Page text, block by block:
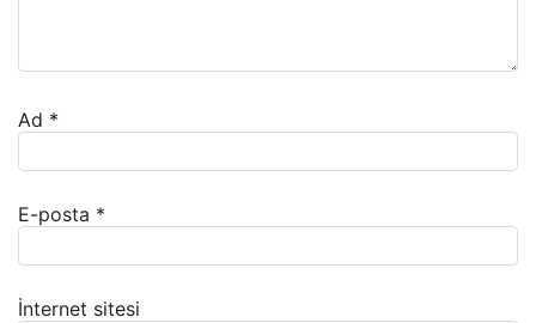
Ad *
E-posta *
İnternet sitesi